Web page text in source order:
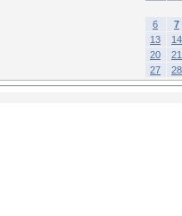
6
7
13
14
20
21
27
28